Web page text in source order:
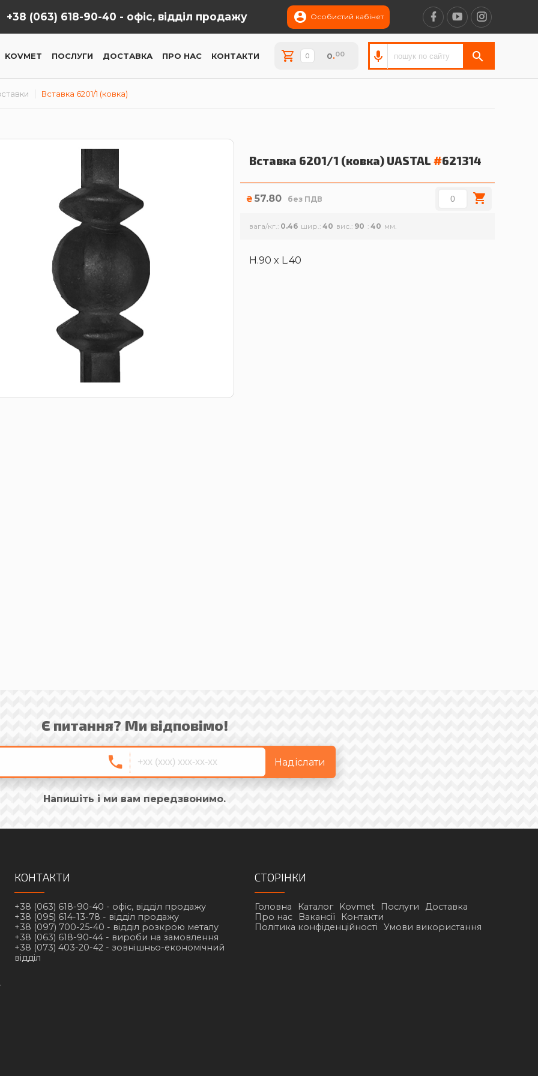
+38 (063) 618-90-40 - офіс, відділ продажу Особистий кабінет
KOVMET ПОСЛУГИ ДОСТАВКА ПРО НАС КОНТАКТИ 0.00
Вставка 6201/1 (ковка)
Вставка 6201/1 (ковка) UASTAL #621314
₴ 57.80 без ПДВ
вага/кг. 0.46 шир. 40 вис. 90 40
H.90 x L.40
Є питання? Ми відповімо!
Надіслати
Напишіть і ми вам передзвонимо.
КОНТАКТИ
+38 (063) 618-90-40 - офіс, відділ продажу
+38 (095) 614-13-78 - відділ продажу
+38 (097) 700-25-40 - відділ розкрою металу
+38 (063) 618-90-44 - вироби на замовлення
+38 (073) 403-20-42 - зовнішньо-економічний
відділ
СТОРІНКИ
Головна Каталог Kovmet Послуги
Доставка
Про нас
Вакансії
Контакти
Політика конфіденційності
Умови використання